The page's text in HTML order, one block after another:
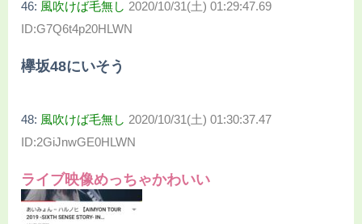
46: 風吹けば毛無し 2020/10/31(土) 01:29:47.69
ID:G7Q6t4p20HLWN
欅坂48にいそう
48: 風吹けば毛無し 2020/10/31(土) 01:30:37.47
ID:2GiJnwGE0HLWN
ライブ映像めっちゃかわいい